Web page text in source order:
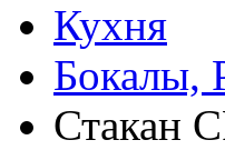
Кухня
Бокалы,
Стакан